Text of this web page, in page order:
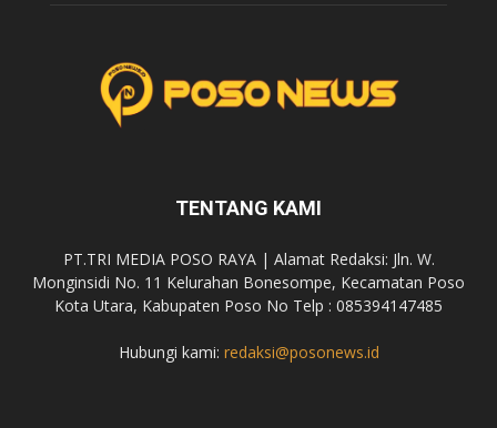
TENTANG KAMI
PT.TRI MEDIA POSO RAYA | Alamat Redaksi: Jln. W.
Monginsidi No. 11 Kelurahan Bonesompe, Kecamatan Poso
Kota Utara, Kabupaten Poso No Telp : 085394147485
Hubungi kami: redaksi@posonews.id